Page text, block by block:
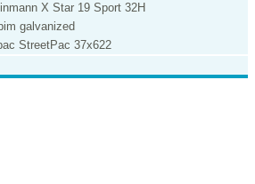
X Star 19 Sport 32H
galvanized
StreetPac 37x622